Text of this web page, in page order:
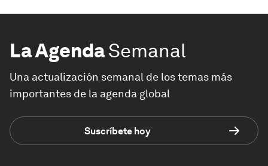
La AgendaSemanal
Una actualización semanal de los temas más
importantes de la agenda global
Suscríbete hoy